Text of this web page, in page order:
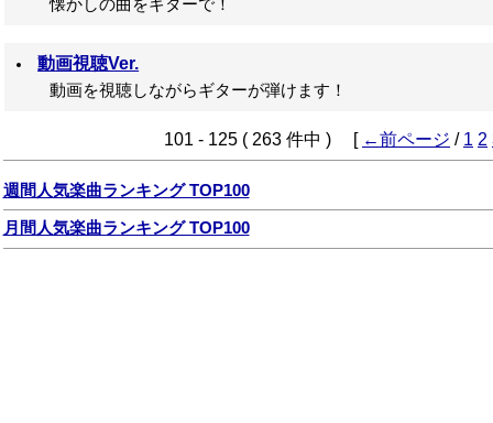
懐かしの曲をギターで！
動画視聴Ver.
動画を視聴しながらギターが弾けます！
101 - 125 ( 263 件中 ) [ ←前ページ / 1 2
週間人気楽曲ランキング TOP100
月間人気楽曲ランキング TOP100